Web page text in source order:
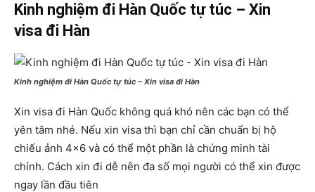
Kinh nghiệm đi Hàn Quốc tự túc – Xin
visa đi Hàn
Kinh nghiệm đi Hàn Quốc tự túc – Xin visa đi Hàn
Xin visa đi Hàn Quốc không quá khó nên các bạn có thể
yên tâm nhé. Nếu xin visa thì bạn chỉ cần chuẩn bị hộ
chiếu ảnh 4×6 và có thể một phần là chứng minh tài
chính. Cách xin đi dễ nên đa số mọi người có thể xin được
ngay lần đầu tiên